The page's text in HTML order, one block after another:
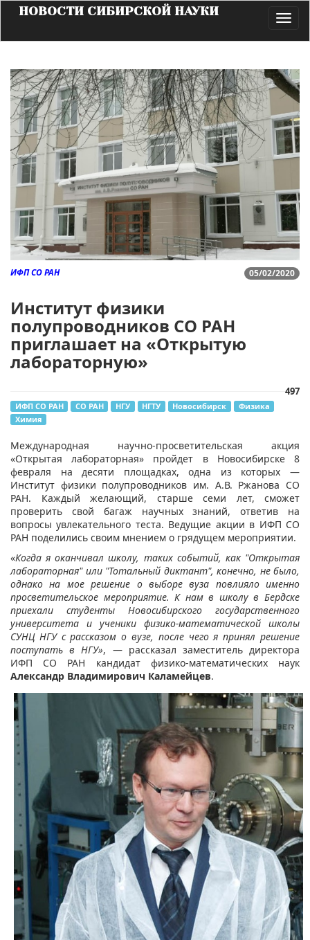
НОВОСТИ СИБИРСКОЙ НАУКИ
05/02/2020
ИФП СО РАН
Институт физики
полупроводников СО РАН
приглашает на «Открытую
лабораторную»
497
ИФП СО РАН СО РАН НГУ НГТУ Новосибирск
Физика
Химия
Международная научно-просветительская акция
«Открытая лабораторная» пройдет в Новосибирске 8
февраля на десяти площадках, одна из которых —
Институт физики полупроводников им. А.В. Ржанова СО
РАН. Каждый желающий, старше семи лет, сможет
проверить свой багаж научных знаний, ответив на
вопросы увлекательного теста. Ведущие акции в ИФП СО
РАН поделились своим мнением о грядущем мероприятии.
«Когда я оканчивал школу, таких событий, как "Открытая
лабораторная" или "Тотальный диктант", конечно, не было,
однако на мое решение о выборе вуза повлияло именно
просветительское мероприятие. К нам в школу в Бердске
приехали студенты Новосибирского государственного
университета и ученики физико-математической школы
СУНЦ НГУ с рассказом о вузе, после чего я принял решение
поступать в НГУ», — рассказал заместитель директора
ИФП СО РАН кандидат физико-математических наук
Александр Владимирович Каламейцев.